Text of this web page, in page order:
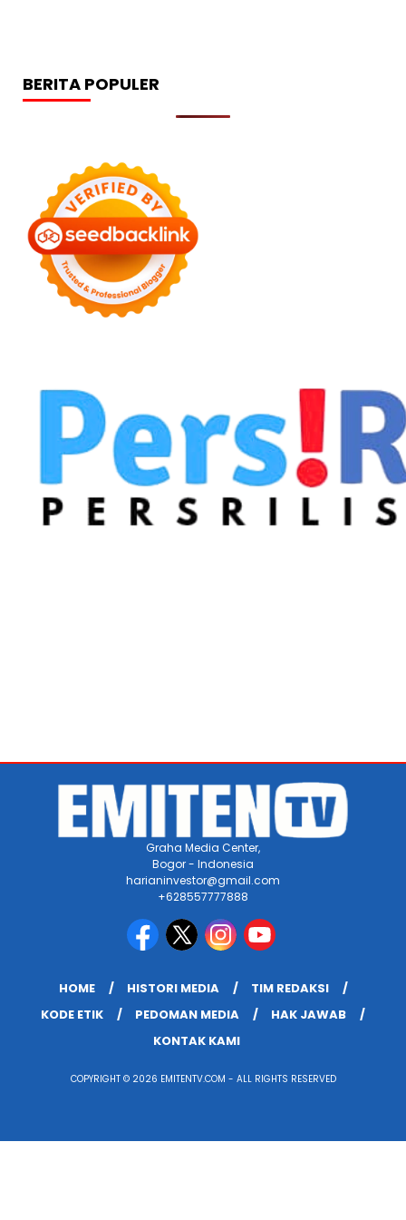
BERITA POPULER
Graha Media Center,
Bogor - Indonesia
harianinvestor@gmail.com
+628557777888
HOME HISTORI MEDIA
TIM REDAKSI
KODE ETIK
PEDOMAN MEDIA
HAK JAWAB
KONTAK KAMI
COPYRIGHT © 2026 EMITENTV.COM - ALL RIGHTS RESERVED